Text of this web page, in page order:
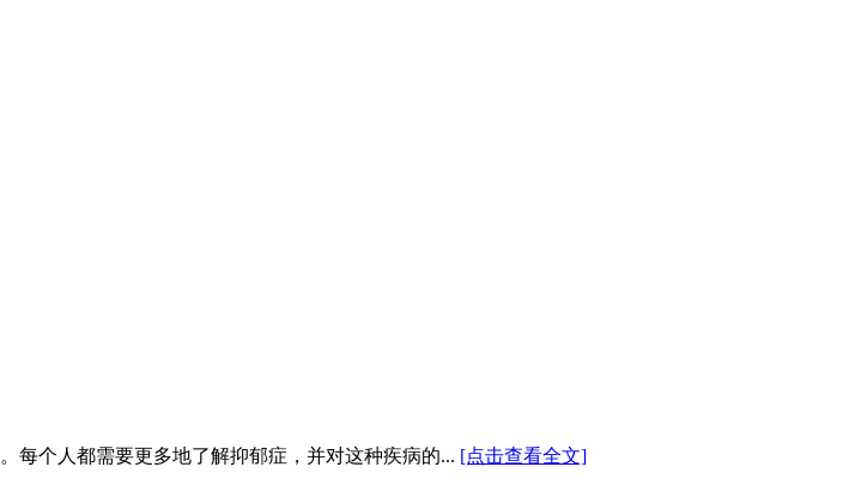
每个人都需要更多地了解抑郁症，并对这种疾病的... [点击查看全文]